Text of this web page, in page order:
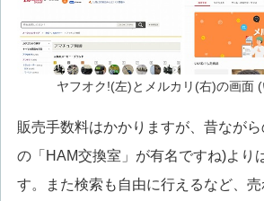
ヤフオク!(左)とメルカリ(右)の画面
販売手数料はかかりますが、昔なが
の「HAM交換室」が有名ですね)より
す。また検索も自由に行えるなど、